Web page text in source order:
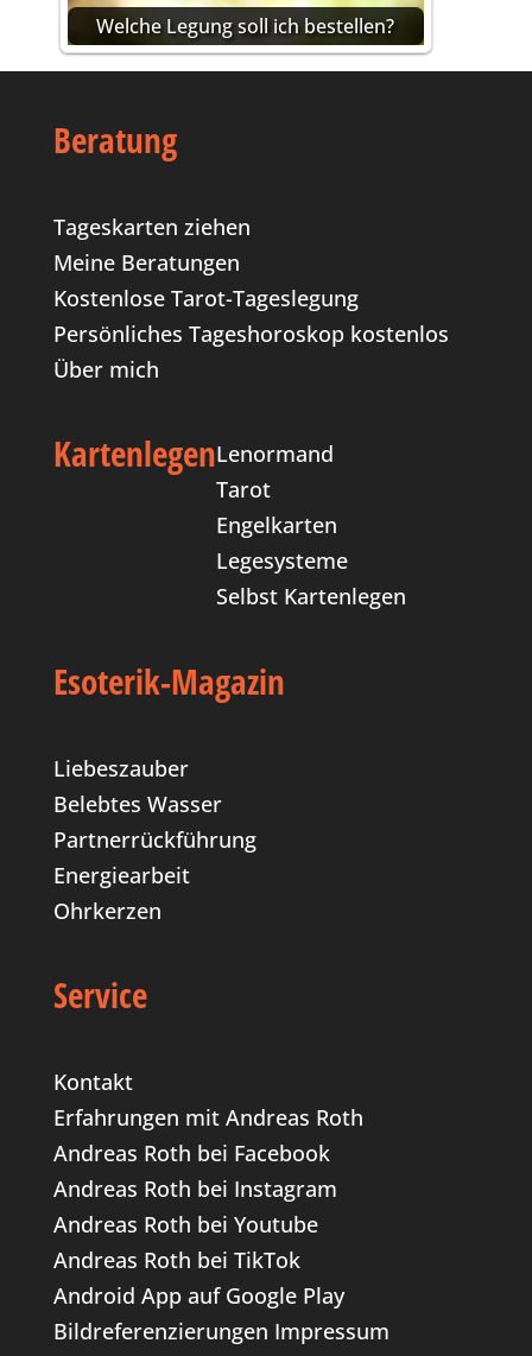
Welche Legung soll ich bestellen?
Beratung
Tageskarten ziehen
Meine Beratungen
Kostenlose Tarot-Tageslegung
Persönliches Tageshoroskop kostenlos
Über mich
KartenlegenLenormand
Tarot
Engelkarten
Legesysteme
Selbst Kartenlegen
Esoterik-Magazin
Liebeszauber
Belebtes Wasser
Partnerrückführung
Energiearbeit
Ohrkerzen
Service
Kontakt
Erfahrungen mit Andreas Roth
Andreas Roth bei Facebook
Andreas Roth bei Instagram
Andreas Roth bei Youtube
Andreas Roth bei TikTok
Android App auf Google Play
Bildreferenzierungen Impressum